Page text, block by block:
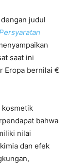
dengan judul
saat ini
Eropa bernilai €
kosmetik
bahwa
nilai
dan efek